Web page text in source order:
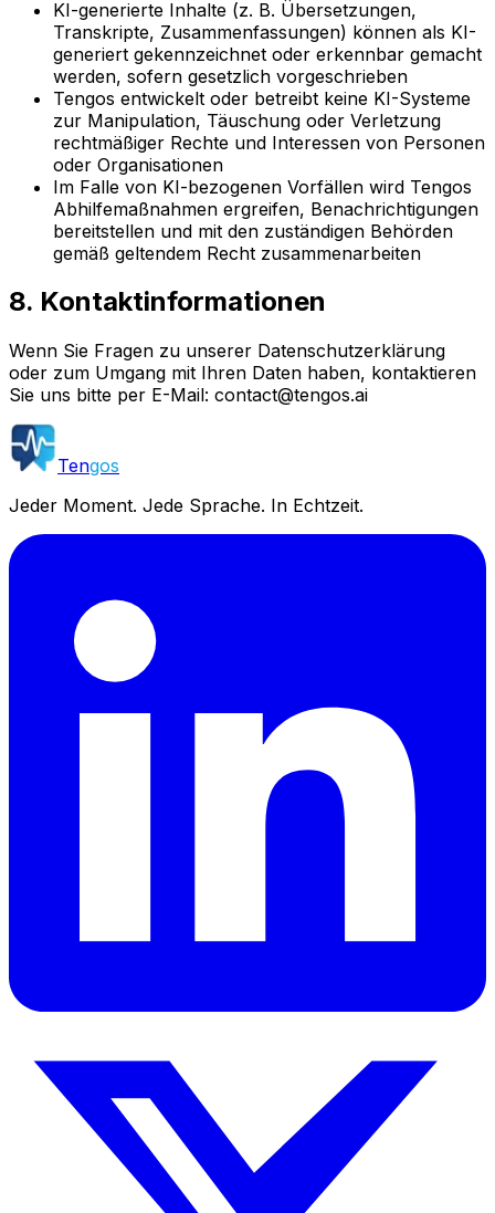
KI-generierte Inhalte (z. B. Übersetzungen,
Transkripte, Zusammenfassungen) können als KI-
generiert gekennzeichnet oder erkennbar gemacht
werden, sofern gesetzlich vorgeschrieben
Tengos entwickelt oder betreibt keine KI-Systeme
zur Manipulation, Täuschung oder Verletzung
rechtmäßiger Rechte und Interessen von Personen
oder Organisationen
Im Falle von KI-bezogenen Vorfällen wird Tengos
Abhilfemaßnahmen ergreifen, Benachrichtigungen
bereitstellen und mit den zuständigen Behörden
gemäß geltendem Recht zusammenarbeiten
8. Kontaktinformationen
Wenn Sie Fragen zu unserer Datenschutzerklärung
oder zum Umgang mit Ihren Daten haben, kontaktieren
Sie uns bitte per E-Mail: contact@tengos.ai
Tengos
Jeder Moment. Jede Sprache. In Echtzeit.